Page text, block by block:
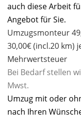
auch diese Arbeit
Angebot für Sie.
Umzugsmonteur
30,00€ (incl.20 km)
Mehrwertsteuer
Bei Bedarf stellen
Mwst.
Umzug mit oder
nach Ihren